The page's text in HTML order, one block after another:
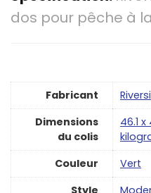
dos pour pêche à
Fabricant
Dimensions
du colis
‎46.1
Couleur
‎Vert
Style